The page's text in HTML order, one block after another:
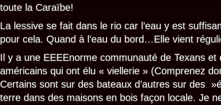
toute la Caraïbe!
La lessive se fait dans le rio car l’eau y est
pour cela. Quand à l’eau du bord…Elle vient
Il y a une EEEEnorme communauté de Texans et
américains qui ont élu « viellerie » (Comprenez
Certains sont sur des bateaux d’autres sur des
terre dans des maisons en bois façon locale. Je